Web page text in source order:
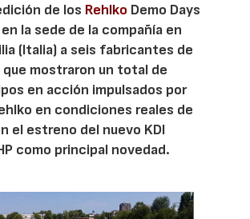
de los Rehlko Demo Days
la sede de la compañía en
(Italia) a seis fabricantes de
que mostraron un total de
en acción impulsados por
en condiciones reales de
el estreno del nuevo KDI
como principal novedad.